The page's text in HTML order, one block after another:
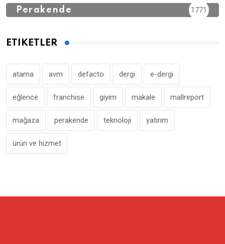
Perakende 1771
ETIKETLER
atama avm defacto dergi e-dergi
eğlence franchise giyim makale mallreport
mağaza perakende teknoloji yatırım
ürün ve hizmet